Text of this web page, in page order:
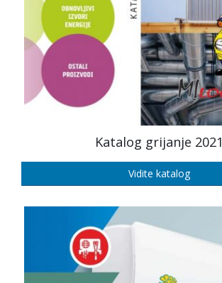
Katalog grijanje 2021
Vidite katalog